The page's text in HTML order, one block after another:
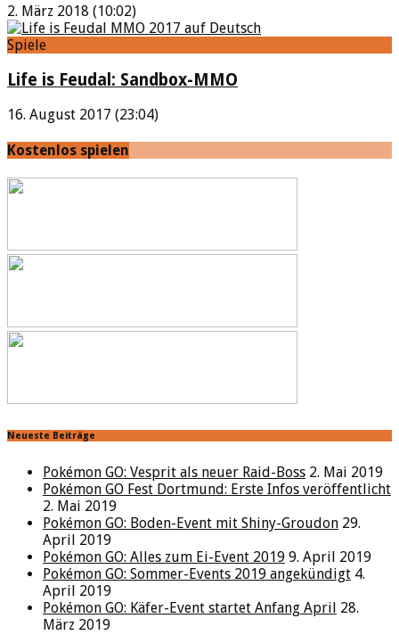
2. März 2018 (10:02)
Spiele
Life is Feudal: Sandbox-MMO
16. August 2017 (23:04)
Kostenlos spielen
Neueste Beiträge
Pokémon GO: Vesprit als neuer Raid-Boss 2. Mai 2019
Pokémon GO Fest Dortmund: Erste Infos veröffentlicht
2. Mai 2019
Pokémon GO: Boden-Event mit Shiny-Groudon 29.
April 2019
Pokémon GO: Alles zum Ei-Event 2019 9. April 2019
Pokémon GO: Sommer-Events 2019 angekündigt 4.
April 2019
Pokémon GO: Käfer-Event startet Anfang April 28.
März 2019